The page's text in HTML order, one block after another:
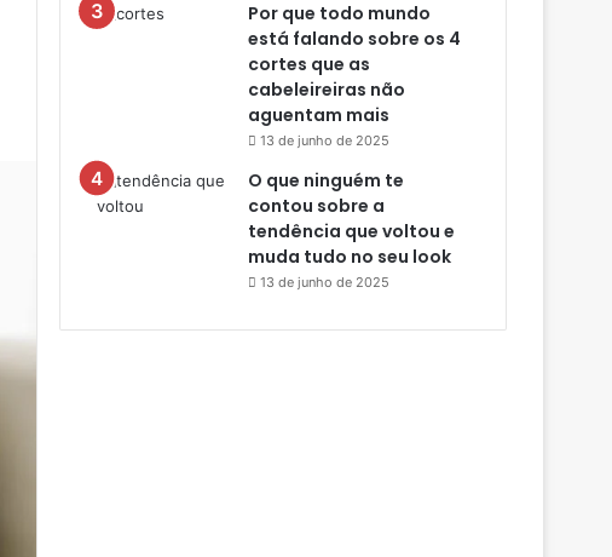
Por que todo mundo
está falando sobre os 4
cortes que as
cabeleireiras não
aguentam mais
13 de junho de 2025
O que ninguém te
contou sobre a
tendência que voltou e
muda tudo no seu look
13 de junho de 2025